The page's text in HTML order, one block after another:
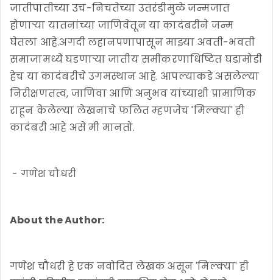
जातीपातीच्या उच-निचतेच्या उतरंडीमुळे जन्मजात
होणाऱ्या यातनांच्या जाणिवेतून या कादंबरीने जन्म
घेतला आहे.अगदी लहानपणापासून माझ्या अवती-भवती
समाजामध्ये घडणाऱ्या जातीय समीकरणाधिष्टित घडामोडी
हेच या कादंबरीचे उगमस्थान आहे. आपल्याकडे असलेल्या
निरीक्षणतत्व, जाणिवा आणि अनुभव यांच्याशी प्रामाणिक
राहून केलेल्या लेखनाचे फलित म्हणजेच 'मिल्क्या' ही
कादंबरी आहे असे मी मानतो.
- गणेश चौधरी
About the Author:
गणेश चौधरी हे एक नवोदित लेखक असून 'मिल्क्या' ही